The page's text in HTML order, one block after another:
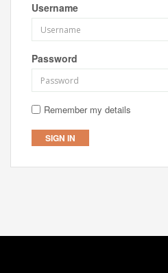
Username
Password
Remember my details
SIGN IN